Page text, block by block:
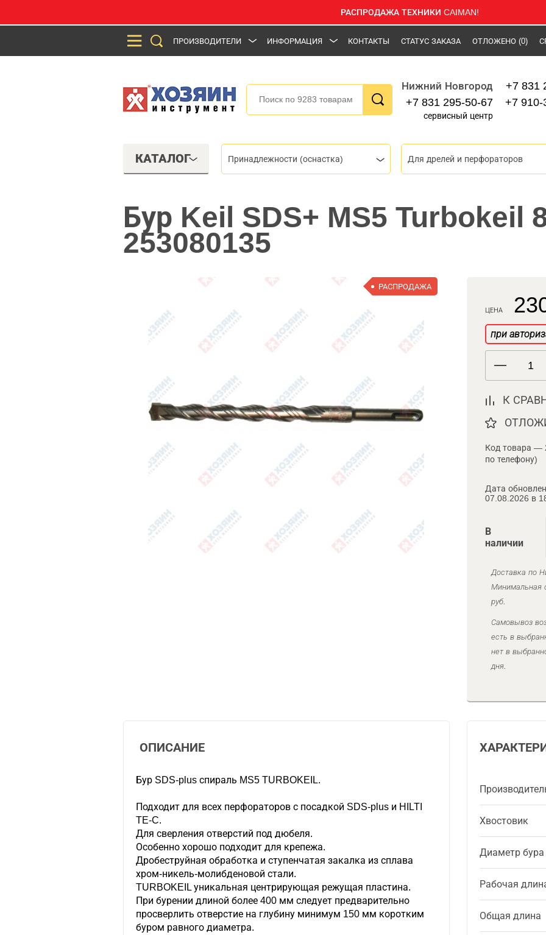
РАСПРОДАЖА ТЕХНИКИ CAIMAN!
ПРОИЗВОДИТЕЛИ ИНФОРМАЦИЯ КОНТАКТЫ СТАТУС ЗАКАЗА ОТЛОЖЕНО (0)
Нижний Новгород
+7 831 295-50-67
сервисный центр
+7 831
+7 910-
КАТАЛОГ Принадлежности (оснастка) Для дрелей и перфораторов
Бур Keil SDS+ MS5 Turbokeil
253080135
РАСПРОДАЖА
ЦЕНА
при
К
Код товара —
по телефону)
Дата
07.08.2026 в
В
наличии
Доставка по
Минимальная
руб.
Самовывоз
есть в
нет в
дня.
Хвостовик
Диаметр бура
Рабочая
Общая длина
ОПИСАНИЕ
Бур SDS-plus спираль MS5 TURBOKEIL.
Подходит для всех перфораторов с посадкой SDS-plus и HILTI
TE-C.
Для сверления отверстий под дюбеля.
Особенно хорошо подходит для крепежа.
Дробеструйная обработка и ступенчатая закалка из сплава
хром-никель-молибденовой стали.
TURBOKEIL уникальная центрирующая режущая пластина.
При бурении длиной более 400 мм следует предварительно
просверлить отверстие на глубину минимум 150 мм коротким
буром равного диаметра.